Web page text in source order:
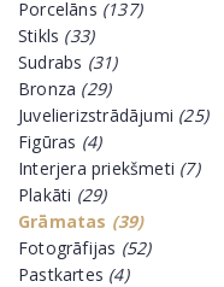
Porcelāns (137)
Stikls (33)
Sudrabs (31)
Bronza (29)
Juvelierizstrādājumi (25)
Figūras (4)
Interjera priekšmeti (7)
Plakāti (29)
Grāmatas (39)
Fotogrāfijas (52)
Pastkartes (4)